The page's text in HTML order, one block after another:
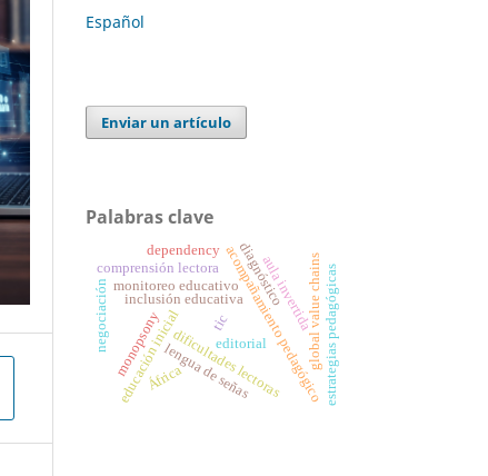
Español
Enviar un artículo
Palabras clave
editorial
acompañamiento pedagógico
monitoreo educativo
educación inicial
comprensión lectora diagnóstico
dificultades lectoras estrategias pedagógicas
lengua de señas
inclusión educativa
tic aula invertida
monopsonyÁfrica
global value chains
dependency
negociación